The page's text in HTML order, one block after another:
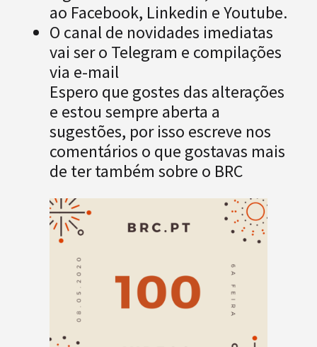
ao Facebook, Linkedin e Youtube.
O canal de novidades imediatas
vai ser o Telegram e compilações
via e-mail
Espero que gostes das alterações
e estou sempre aberta a
sugestões, por isso escreve nos
comentários o que gostavas mais
de ter também sobre o BRC